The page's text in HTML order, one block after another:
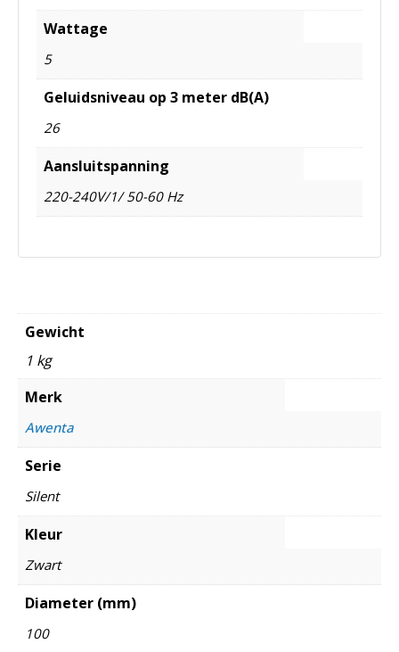
Wattage
5
Geluidsniveau op 3 meter dB(A)
26
Aansluitspanning
220-240V/1/ 50-60 Hz
Gewicht
1 kg
Merk
Awenta
Serie
Silent
Kleur
Zwart
Diameter (mm)
100